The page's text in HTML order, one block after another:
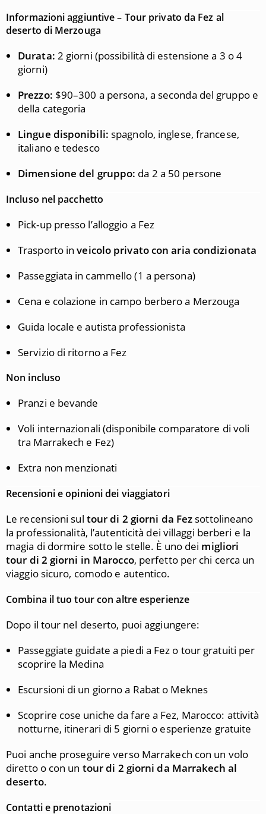
Informazioni aggiuntive – Tour privato da Fez al
deserto di Merzouga
Durata: 2 giorni (possibilità di estensione a 3 o 4
giorni)
Prezzo: $90–300 a persona, a seconda del gruppo e
della categoria
Lingue disponibili: spagnolo, inglese, francese,
italiano e tedesco
Dimensione del gruppo: da 2 a 50 persone
Incluso nel pacchetto
Pick-up presso l’alloggio a Fez
Trasporto inveicolo privato con aria condizionata
Passeggiata in cammello (1 a persona)
Cena e colazione in campo berbero a Merzouga
Guida locale e autista professionista
Servizio di ritorno a Fez
Non incluso
Pranzi e bevande
Voli internazionali (disponibile comparatore di voli
tra Marrakech e Fez)
Extra non menzionati
Recensioni e opinioni dei viaggiatori
Le recensioni sul tour di 2 giorni da Fez sottolineano
la professionalità, l’autenticità dei villaggi berberi e la
magia di dormire sotto le stelle. È uno dei migliori
tour di 2 giorni in Marocco, perfetto per chi cerca un
viaggio sicuro, comodo e autentico.
Combina il tuo tour con altre esperienze
Dopo il tour nel deserto, puoi aggiungere:
Passeggiate guidate a piedi a Fez o tour gratuiti per
scoprire la Medina
Escursioni di un giorno a Rabat o Meknes
Scoprire cose uniche da fare a Fez, Marocco: attività
notturne, itinerari di 5 giorni o esperienze gratuite
Puoi anche proseguire verso Marrakech con un volo
diretto o con un tour di 2 giorni da Marrakech al
deserto.
Contatti e prenotazioni